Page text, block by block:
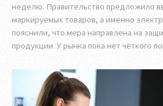
неделю. Правительство предложило
маркируемых товаров, а именно
пояснили, что мера направлена на
продукции. У рынка пока нет чёткого